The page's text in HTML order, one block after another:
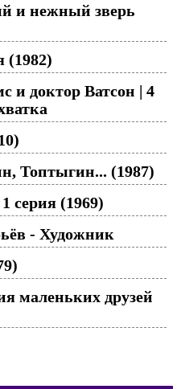
и нежный зверь
(1982)
и доктор Ватсон | 4
Топтыгин... (1987)
серия (1969)
- Художник
маленьких друзей